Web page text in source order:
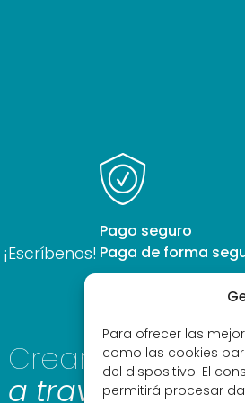
Para ofrecer las
como las cookies
del dispositivo. El
permitirá procesar
¡Escríbenos!
Pago seguro
Paga de forma
Creamos
a través de